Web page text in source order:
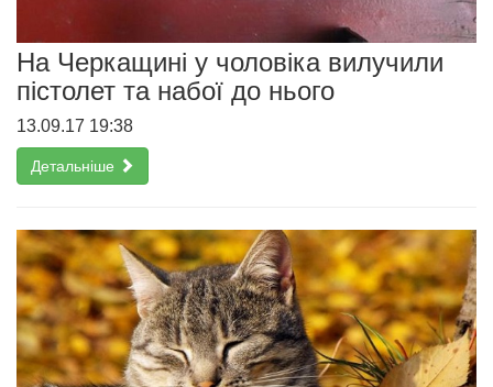
На Черкащині у чоловіка вилучили
пістолет та набої до нього
13.09.17 19:38
Детальніше